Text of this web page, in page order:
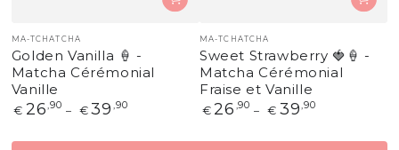
Fournisseur:
MA-TCHATCHA
Golden Vanilla 🍦 -
Matcha Cérémonial
Vanille
Prix
€ 26,90 € 39 ,90
Fournisseur:
MA-TCHATCHA
Sweet Strawberry 🍓🍦 -
Matcha Cérémonial
Fraise et Vanille
Prix
€ 26 ,90 € 39,90